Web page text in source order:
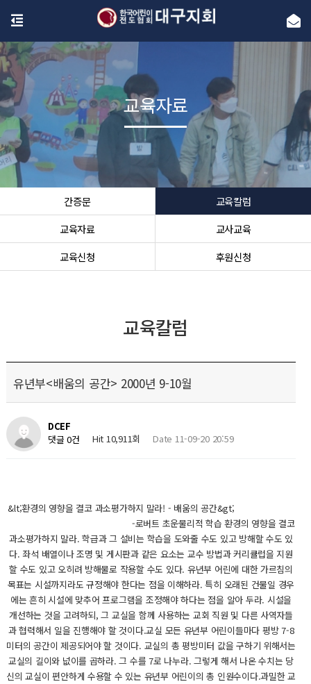
간증문
교육칼럼
교육자료
교사교육
교육신청
후원신청
교육자료
교육칼럼
유년부<배움의 공간> 2000년 9-10월
DCEF
댓글 0건
Hit 10,911회 Date 11-09-20 20:59
&lt;환경의 영향을 결코 과소평가하지 말라! - 배움의 공간&gt;
-로버트 초운물리적 학습 환경의 영향을 결코
과소평가하지 말라. 학급과 그 설비는 학습을 도와줄 수도 있고 방해할 수도 있
다. 좌석 배열이나 조명 및 게시판과 같은 요소는 교수 방법과 커리큘럽을 지원
할 수도 있고 오히려 방해물로 작용할 수도 있다. 유년부 어린에 대한 가르침의
목표는 시설까지라도 규정해야 한다는 점을 이해하라. 특히 오래된 건물일 경우
에는 흔히 시설에 맞추어 프로그램을 조정해야 하다는 점을 알아 두라. 시설을
개선하는 것을 고려하되, 그 교실을 함께 사용하는 교회 직원 및 다른 사역자들
과 협력해서 일을 진행해야 할 것이다.교실 모든 유년부 어린이들마다 평방 7-8
미터의 공간이 제공되어야 할 것이다. 교실의 총 평방미터 값을 구하기 위해서는
교실의 길이와 넚이를 곱하라. 그 수를 7로 나누라. 그렇게 해서 나온 수치는 당
신의 교실이 편안하게 수용할 수 있는 유년부 어린이의 총 인원수이다.과밀한 교